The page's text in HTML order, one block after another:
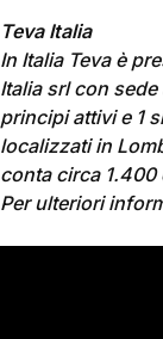
Teva Italia
In Italia Teva è
Italia srl con
principi attivi e 1
localizzati in
conta circa 1.400
Per ulteriori